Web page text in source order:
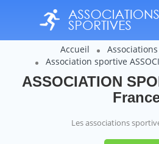
Accueil
Association sportive
ASSOCIATION
Les associations